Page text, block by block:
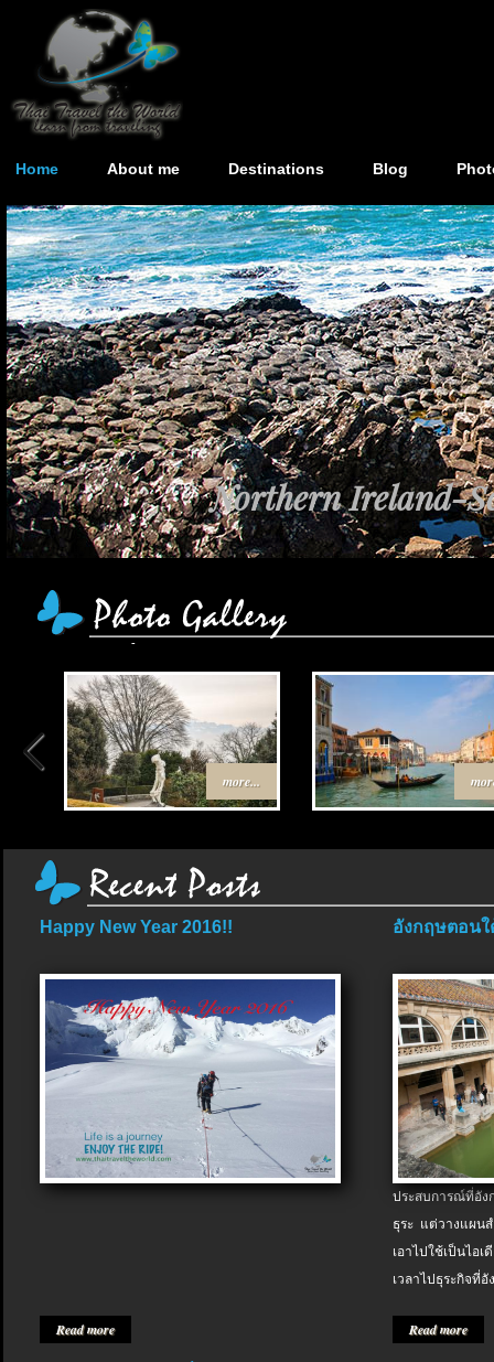
Home About me Destinations Blog
Northern Ireland-
more...
Happy New Year 2016!!
Read more
อังกฤษตอนใ
ประสบการณ์ที่อัง
ธุระ แต่วางแผน
เอาไปใช้เป็นไอ
เวลาไปธุระกิจที่อั
Read more